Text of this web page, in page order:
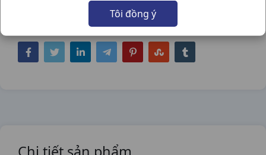
Tôi đồng ý
Cơ - Xương Khớp - Gout,
Chia sẻ qua mạng xã hội: